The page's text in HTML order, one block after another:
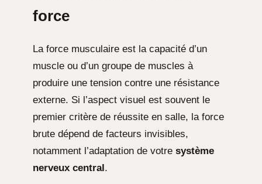
force
La force musculaire est la capacité d’un
muscle ou d’un groupe de muscles à
produire une tension contre une résistance
externe. Si l’aspect visuel est souvent le
premier critère de réussite en salle, la force
brute dépend de facteurs invisibles,
notamment l’adaptation de votre système
nerveux central.